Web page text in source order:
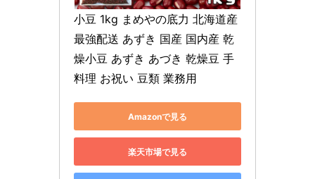
小豆 1kg まめやの底力 北海道産
最強配送 あずき 国産 国内産 乾
燥小豆 あずき あづき 乾燥豆 手
料理 お祝い 豆類 業務用
Amazonで見る
楽天市場で見る